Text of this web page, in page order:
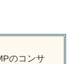
のコンサ